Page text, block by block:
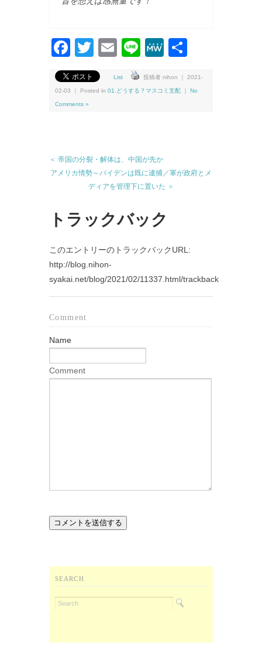
Facebook
Twitter
EmailLineMeWe
List 投稿者 nihon ｜ 2021-
02-03 ｜ Posted in 01.どうする？マスコミ支配 No
Comments »
＜ 帝国の分裂・解体は、中国が先か
アメリカ情勢～バイデンは既に逮捕／軍が政府とメ
ディアを管理下に置いた ＞
トラックバック
このエントリーのトラックバックURL:
http://blog.nihon-
syakai.net/blog/2021/02/11337.html/trackback
Comment
Name
Comment
SEARCH